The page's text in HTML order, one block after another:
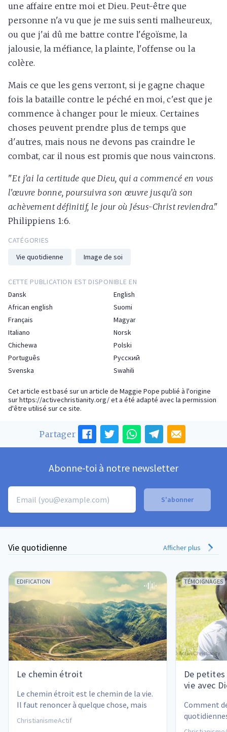
une affaire entre moi et Dieu. Peut-être que
personne n'a vu que je me suis senti malheureux,
ou que j'ai dû me battre contre l'égoïsme, la
jalousie, la méfiance, la plainte, l'offense ou la
colère.
Mais ce que les gens verront, si je gagne chaque
fois la bataille contre le péché en moi, c'est que je
commence à changer pour le mieux. Certaines
choses peuvent prendre plus de temps que
d'autres, mais nous ne devons pas craindre le
combat, car il nous est promis que nous vaincrons.
"Et j'ai la certitude que Dieu, qui a commencé en vous
l'œuvre bonne, poursuivra son œuvre jusqu'à son
achèvement définitif, le jour où Jésus-Christ reviendra."
Philippiens 1:6.
CATÉGORIES
Vie quotidienne
Image de soi
CETTE PUBLICATION EST DISPONIBLE EN
Dansk
English
African english
Suomi
Français
Magyar
Italiano
Norsk
Chichewa
Polski
Português
Русский
Svenska
Swahili
Cet article est basé sur un article de Maggie Pope publié à l'origine
surhttps://activechristianity.org/et a été adapté avec la permission
d'être utilisé sur ce site.
Partager
Abonne-toi à notre newsletter
Vie quotidienne Afficher plus
EDIFICATION
Le chemin étroit
Le chemin étroit est le chemin de la vie.
Il faut renoncer à quelque chose, mais
les résultats sont étonnants !
ChristianismeActif
TÉMOIGNAGES
De
vie avec
Comment
relation